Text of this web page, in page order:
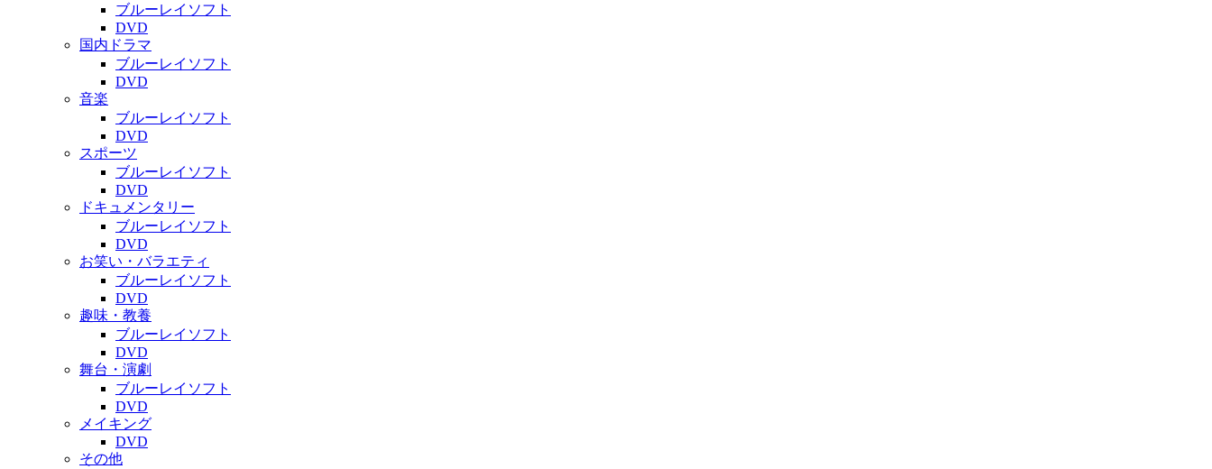
ブルーレイソフト
DVD
国内ドラマ
ブルーレイソフト
DVD
音楽
ブルーレイソフト
DVD
スポーツ
ブルーレイソフト
DVD
ドキュメンタリー
ブルーレイソフト
DVD
お笑い・バラエティ
ブルーレイソフト
DVD
趣味・教養
ブルーレイソフト
DVD
舞台・演劇
ブルーレイソフト
DVD
メイキング
DVD
その他